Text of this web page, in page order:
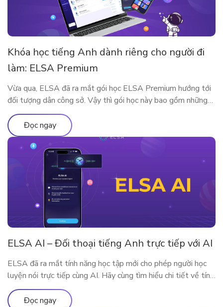
Khóa học tiếng Anh dành riêng cho người đi
làm: ELSA Premium
Vừa qua, ELSA đã ra mắt gói học ELSA Premium hướng tới
đối tượng dân công sở. Vậy thì gói học này bao gồm những
gì? Vì sao ELSA Premium lại phù hợp với người đi làm? Hãy
cùng tìm hiểu qua bài viết sau nhé!
Đọc ngay
ELSA AI – Đối thoại tiếng Anh trực tiếp với AI
ELSA đã ra mắt tính năng học tập mới cho phép người học
luyện nói trực tiếp cùng AI. Hãy cùng tìm hiểu chi tiết về tính
năng qua bài viết
Đọc ngay